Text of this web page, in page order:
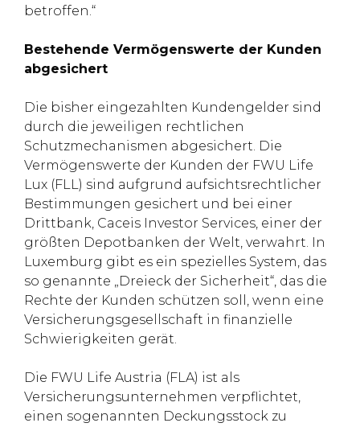
betroffen.“
Bestehende Vermögenswerte der Kunden
abgesichert
Die bisher eingezahlten Kundengelder sind
durch die jeweiligen rechtlichen
Schutzmechanismen abgesichert. Die
Vermögenswerte der Kunden der FWU Life
Lux (FLL) sind aufgrund aufsichtsrechtlicher
Bestimmungen gesichert und bei einer
Drittbank, Caceis Investor Services, einer der
größten Depotbanken der Welt, verwahrt. In
Luxemburg gibt es ein spezielles System, das
so genannte „Dreieck der Sicherheit“, das die
Rechte der Kunden schützen soll, wenn eine
Versicherungsgesellschaft in finanzielle
Schwierigkeiten gerät.
Die FWU Life Austria (FLA) ist als
Versicherungsunternehmen verpflichtet,
einen sogenannten Deckungsstock zu